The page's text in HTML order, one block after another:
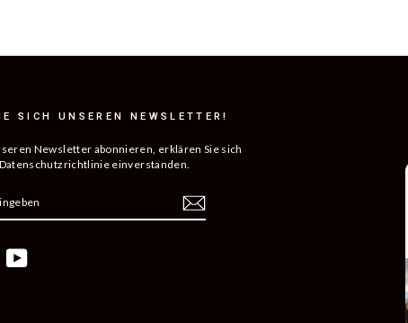
SICH UNSEREN NEWSLETTER!
Newsletter abonnieren, erklären Sie sich
einverstanden.
YouTube